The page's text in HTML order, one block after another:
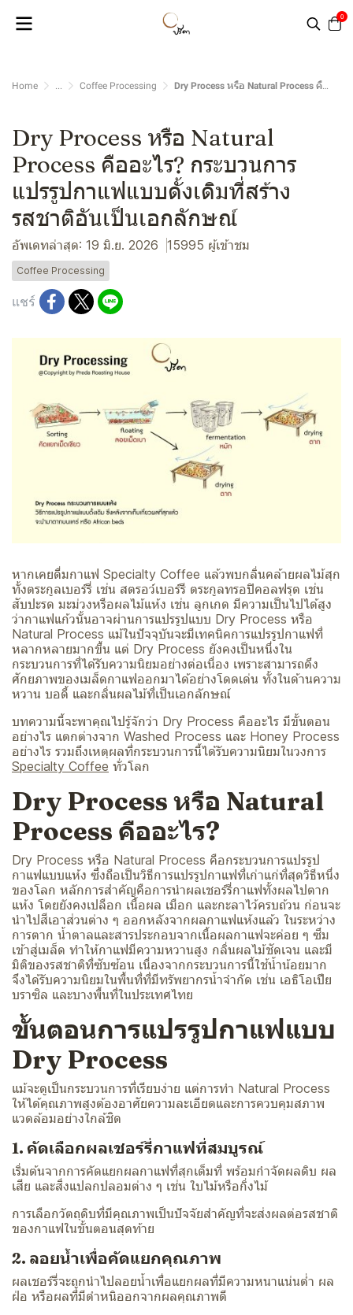
0
Home ... Coffee Processing Dry Process หรือ Natural Process คืออะไร? กระบวนการแปรรูปกาแฟแบบดั้งเดิมที่สร้างรสชาติอันเป็นเอกลักษณ์
Dry Process หรือ Natural
Process คืออะไร? กระบวนการ
แปรรูปกาแฟแบบดั้งเดิมที่สร้าง
รสชาติอันเป็นเอกลักษณ์
อัพเดทล่าสุด: 19 มิ.ย. 2026 15995 ผู้เข้าชม
Coffee Processing
แชร์
หากเคยดื่มกาแฟ Specialty Coffee แล้วพบกลิ่นคล้ายผลไม้สุก
ทั้งตระกูลเบอร์รี่ เช่น สตรอว์เบอร์รี ตระกูลทรอปิคอลฟรุต เช่น
สับปะรด มะม่วงหรือผลไม้แห้ง เช่น ลูกเกด มีความเป็นไปได้สูง
ว่ากาแฟแก้วนั้นอาจผ่านการแปรรูปแบบ Dry Process หรือ
Natural Process แม้ในปัจจุบันจะมีเทคนิคการแปรรูปกาแฟที่
หลากหลายมากขึ้น แต่ Dry Process ยังคงเป็นหนึ่งใน
กระบวนการที่ได้รับความนิยมอย่างต่อเนื่อง เพราะสามารถดึง
ศักยภาพของเมล็ดกาแฟออกมาได้อย่างโดดเด่น ทั้งในด้านความ
หวาน บอดี้ และกลิ่นผลไม้ที่เป็นเอกลักษณ์
บทความนี้จะพาคุณไปรู้จักว่า Dry Process คืออะไร มีขั้นตอน
อย่างไร แตกต่างจาก Washed Process และ Honey Process
อย่างไร รวมถึงเหตุผลที่กระบวนการนี้ได้รับความนิยมในวงการ
Specialty Coffee ทั่วโลก
Dry Process หรือ Natural
Process คืออะไร?
Dry Process หรือ Natural Process คือกระบวนการแปรรูป
กาแฟแบบแห้ง ซึ่งถือเป็นวิธีการแปรรูปกาแฟที่เก่าแก่ที่สุดวิธีหนึ่ง
ของโลก หลักการสำคัญคือการนำผลเชอร์รี่กาแฟทั้งผลไปตาก
แห้ง โดยยังคงเปลือก เนื้อผล เมือก และกะลาไว้ครบถ้วน ก่อนจะ
นำไปสีเอาส่วนต่าง ๆ ออกหลังจากผลกาแฟแห้งแล้ว ในระหว่าง
การตาก น้ำตาลและสารประกอบจากเนื้อผลกาแฟจะค่อย ๆ ซึม
เข้าสู่เมล็ด ทำให้กาแฟมีความหวานสูง กลิ่นผลไม้ชัดเจน และมี
มิติของรสชาติที่ซับซ้อน เนื่องจากกระบวนการนี้ใช้น้ำน้อยมาก
จึงได้รับความนิยมในพื้นที่ที่มีทรัพยากรน้ำจำกัด เช่น เอธิโอเปีย
บราซิล และบางพื้นที่ในประเทศไทย
ขั้นตอนการแปรรูปกาแฟแบบ
Dry Process
แม้จะดูเป็นกระบวนการที่เรียบง่าย แต่การทำ Natural Process
ให้ได้คุณภาพสูงต้องอาศัยความละเอียดและการควบคุมสภาพ
แวดล้อมอย่างใกล้ชิด
1. คัดเลือกผลเชอร์รี่กาแฟที่สมบูรณ์
เริ่มต้นจากการคัดแยกผลกาแฟที่สุกเต็มที่ พร้อมกำจัดผลดิบ ผล
เสีย และสิ่งแปลกปลอมต่าง ๆ เช่น ใบไม้หรือกิ่งไม้
การเลือกวัตถุดิบที่มีคุณภาพเป็นปัจจัยสำคัญที่จะส่งผลต่อรสชาติ
ของกาแฟในขั้นตอนสุดท้าย
2. ลอยน้ำเพื่อคัดแยกคุณภาพ
ผลเชอร์รี่จะถูกนำไปลอยน้ำเพื่อแยกผลที่มีความหนาแน่นต่ำ ผล
ฝ่อ หรือผลที่มีตำหนิออกจากผลคุณภาพดี